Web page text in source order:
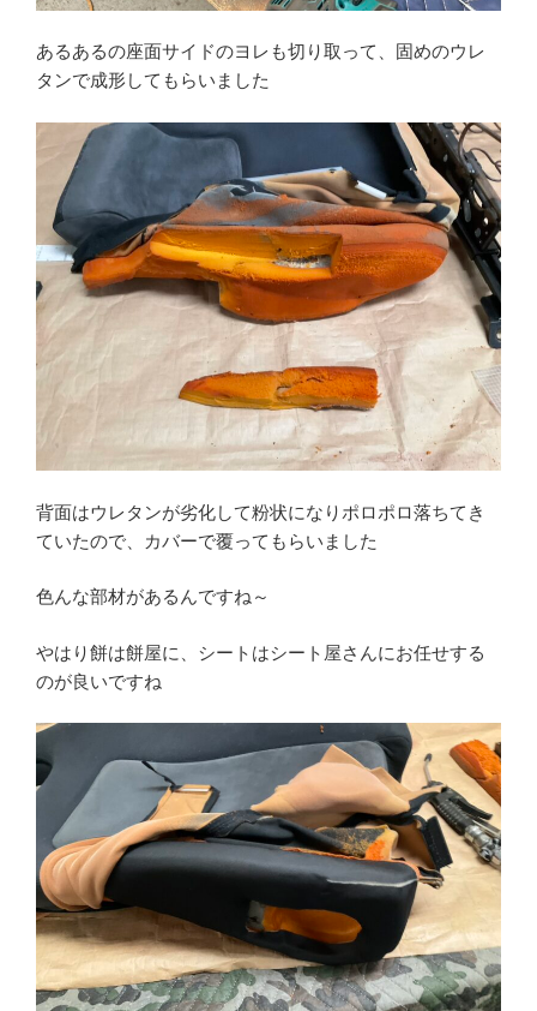
あるあるの座面サイドのヨレも切り取って、固めのウレ
タンで成形してもらいました
背面はウレタンが劣化して粉状になりポロポロ落ちてき
ていたので、カバーで覆ってもらいました
色んな部材があるんですね～
やはり餅は餅屋に、シートはシート屋さんにお任せする
のが良いですね